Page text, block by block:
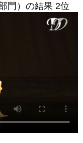
門）の結果 2位